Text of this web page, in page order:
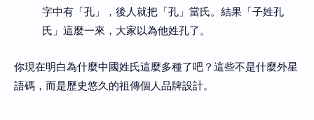
字中有「孔」，後人就把「孔」當氏。結果「子姓孔
氏」這麼一來，大家以為他姓孔了。
你現在明白為什麼中國姓氏這麼多種了吧？這些不是什麼外星
語碼，而是歷史悠久的祖傳個人品牌設計。